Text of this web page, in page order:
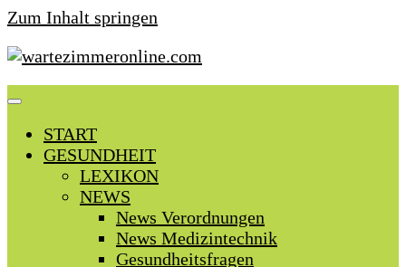
Zum Inhalt springen
START
GESUNDHEIT
LEXIKON
NEWS
News Verordnungen
News Medizintechnik
Gesundheitsfragen